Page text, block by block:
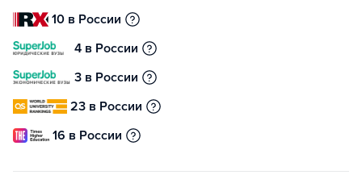
10 в России
4 в России
3 в России
23 в России
16 в России